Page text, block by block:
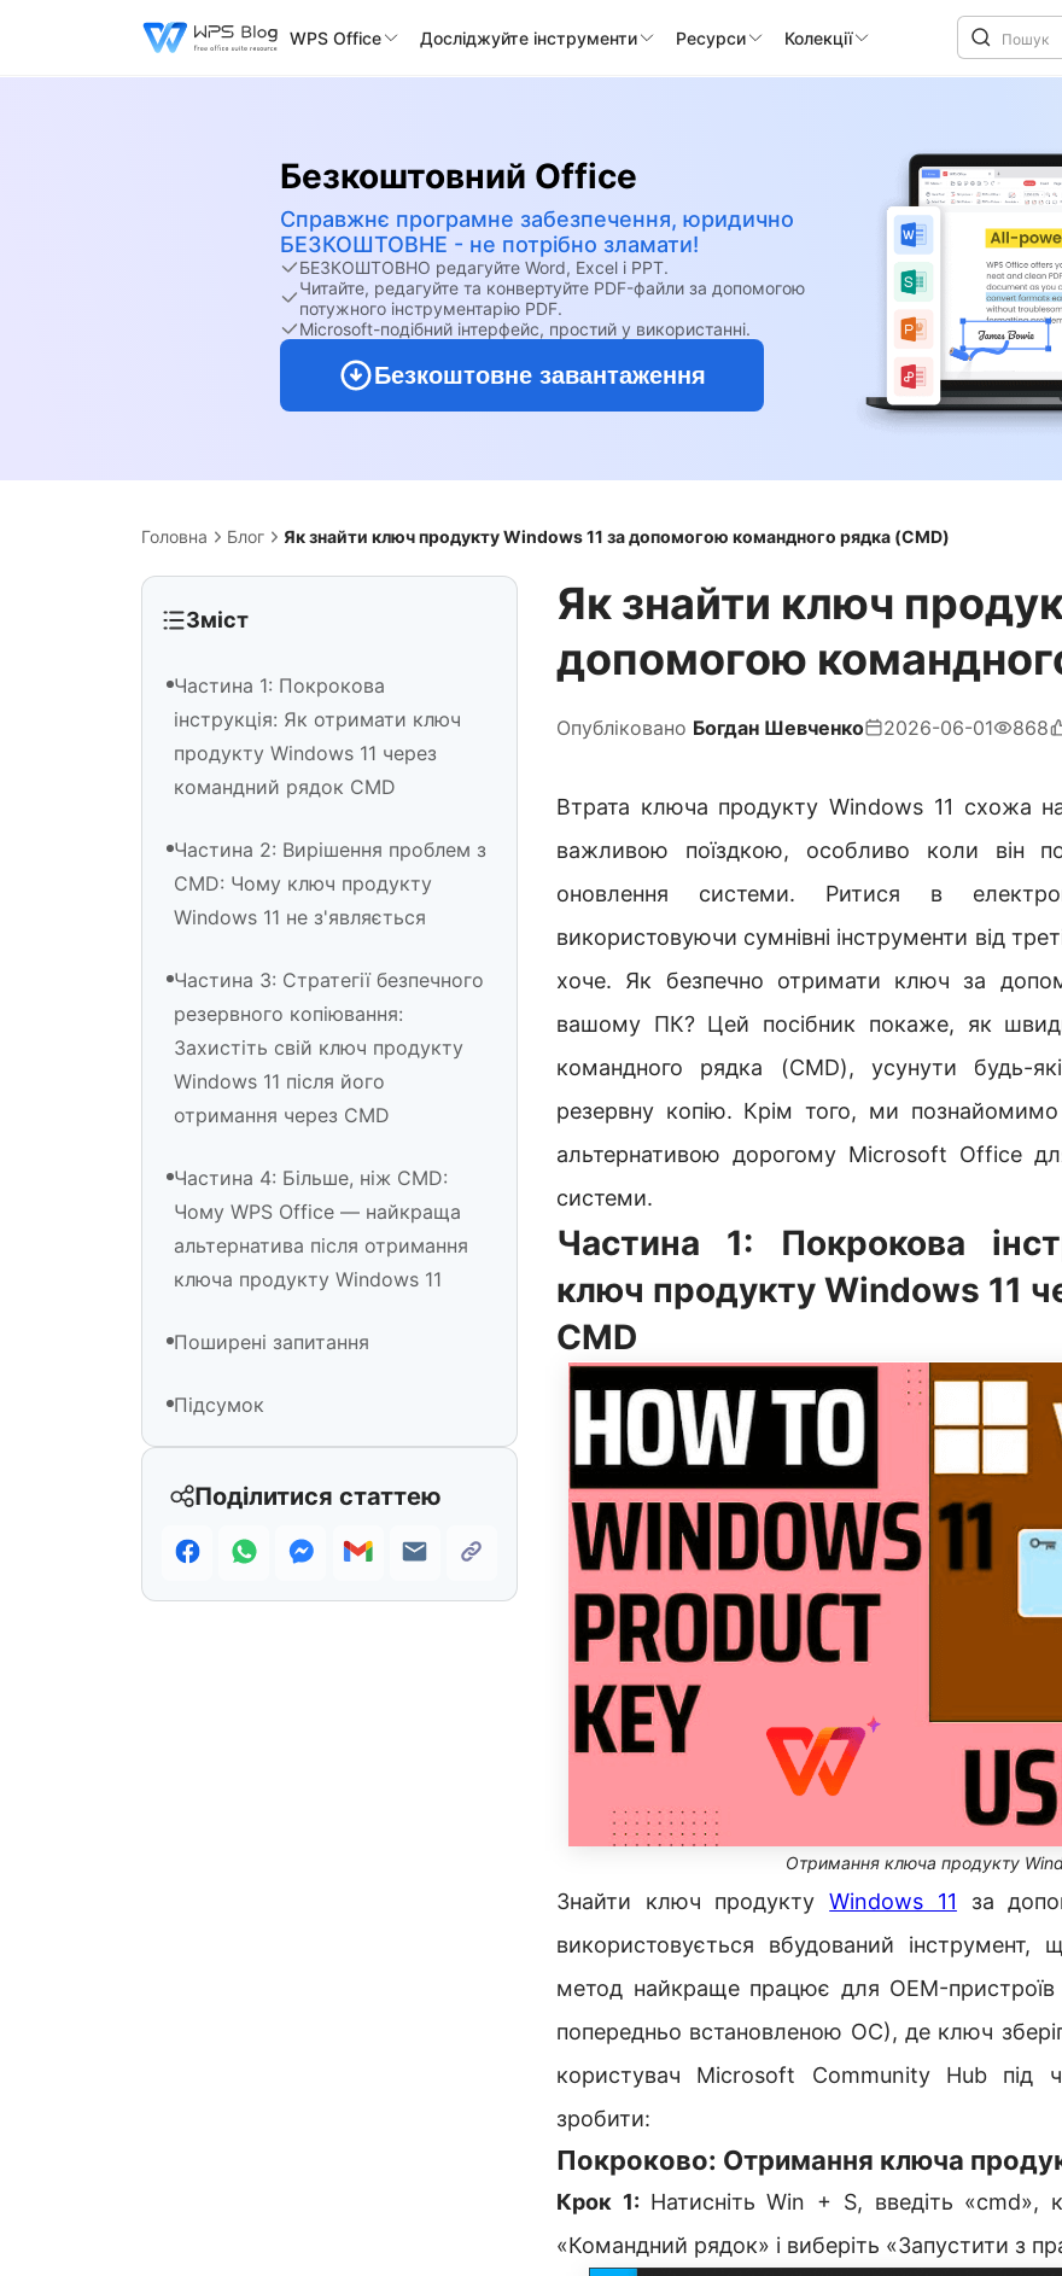
WPS Office Досліджуйте інструменти Ресурси Колекції
Безкоштовний Office
Справжнє програмне забезпечення, юридично
БЕЗКОШТОВНЕ - не потрібно зламати!
БЕЗКОШТОВНО редагуйте Word, Excel і PPT.
Читайте, редагуйте та конвертуйте PDF-файли за допомогою
потужного інструментарію PDF.
Microsoft-подібний інтерфейс, простий у використанні.
Безкоштовне завантаження
Головна Блог Як знайти ключ продукту Windows 11 за допомогою командного рядка (CMD)
Зміст
Частина 1: Покрокова
інструкція: Як отримати ключ
продукту Windows 11 через
командний рядок CMD
Частина 2: Вирішення проблем з
CMD: Чому ключ продукту
Windows 11 не з'являється
Частина 3: Стратегії безпечного
резервного копіювання:
Захистіть свій ключ продукту
Windows 11 після його
отримання через CMD
Частина 4: Більше, ніж CMD:
Чому WPS Office — найкраща
альтернатива після отримання
ключа продукту Windows 11
Поширені запитання
Підсумок
Поділитися статтею
Як знайти ключ
допомогою
Опубліковано Богдан Шевченко 2026-06-01 868
Втрата ключа продукту Windows 11 схожа
важливою поїздкою, особливо коли він
оновлення системи. Ритися в
використовуючи сумнівні інструменти від
хоче. Як безпечно отримати ключ за
вашому ПК? Цей посібник покаже, як
командного рядка (CMD), усунути будь-
резервну копію. Крім того, ми
альтернативою дорогому Microsoft Office
системи.
Частина 1: Покрокова
ключ продукту Windows 11
CMD
Отримання ключа продукту
Знайти ключ продуктуWindows 11 за
використовується вбудований
метод найкраще працює для OEM-
попередньо встановленою ОС), де ключ
користувач Microsoft Community Hub під
зробити:
Покроково: Отримання ключа
Крок 1: Натисніть Win + S, введіть
«Командний рядок» і виберіть «Запустити з